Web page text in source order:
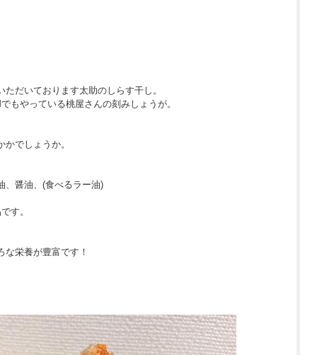
だいております太助のしらす干し。
もやっている桃屋さんの刻みしょうが。
でしょうか。
、醤油、(食べるラー油)
す。
栄養が豊富です！